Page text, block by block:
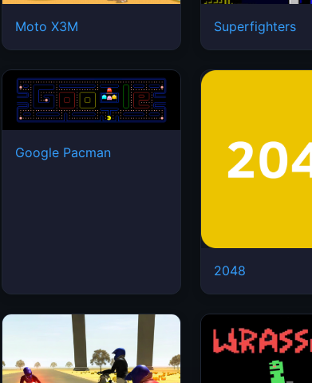
Moto X3M Superfighters
Google Pacman
2048